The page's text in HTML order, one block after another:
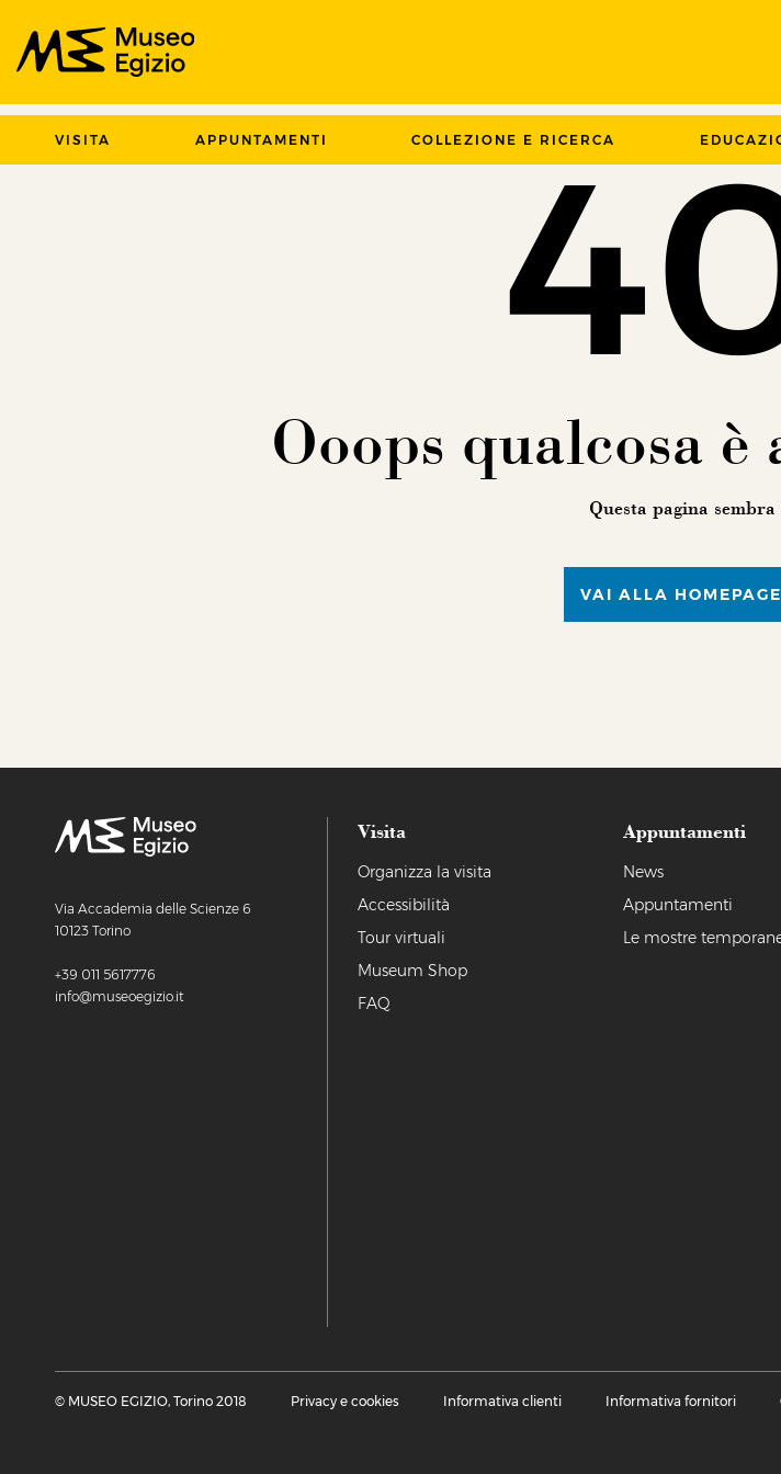
VISITA APPUNTAMENTI COLLEZIONE E RICERCA
Ooops qualcosa
Questa pagina
VAI ALLA HOMEPAGE
Via Accademia delle Scienze 6
10123 Torino
+39 011 5617776
info@museoegizio.it
Visita
Organizza la visita
Accessibilità
Tour virtuali
Museum Shop
FAQ
Appuntamenti
News
Appuntamenti
Le mostre
© MUSEO EGIZIO, Torino 2018 Privacy e cookies Informativa clienti Informativa fornitori